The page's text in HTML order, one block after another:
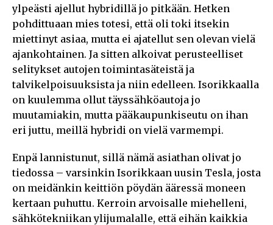
ylpeästi ajellut hybridillä jo pitkään. Hetken
pohdittuaan mies totesi, että oli toki itsekin
miettinyt asiaa, mutta ei ajatellut sen olevan vielä
ajankohtainen. Ja sitten alkoivat perusteelliset
selitykset autojen toimintasäteistä ja
talvikelpoisuuksista ja niin edelleen. Isorikkaalla
on kuulemma ollut täyssähköautoja jo
muutamiakin, mutta pääkaupunkiseutu on ihan
eri juttu, meillä hybridi on vielä varmempi.
Enpä lannistunut, sillä nämä asiathan olivat jo
tiedossa – varsinkin Isorikkaan uusin Tesla, josta
on meidänkin keittiön pöydän ääressä moneen
kertaan puhuttu. Kerroin arvoisalle miehelleni,
sähkötekniikan ylijumalalle, että eihän kaikkia